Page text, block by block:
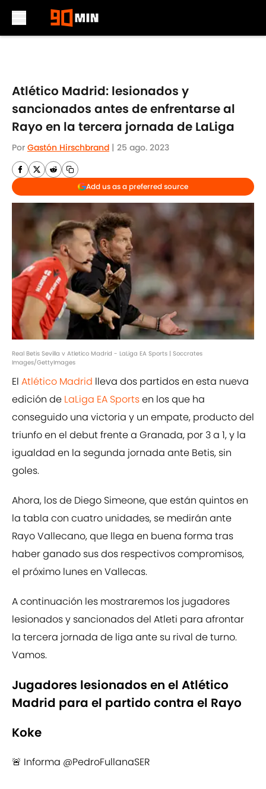
Atlético Madrid: lesionados y
sancionados antes de enfrentarse al
Rayo en la tercera jornada de LaLiga
Por Gastón Hirschbrand | 25 ago. 2023
Add us as a preferred source
Real Betis Sevilla v Atletico Madrid - LaLiga EA Sports | Soccrates
Images/GettyImages
El Atlético Madrid lleva dos partidos en esta nueva
edición de LaLiga EA Sportsen los que ha
conseguido una victoria y un empate, producto del
triunfo en el debut frente a Granada, por 3 a 1, y la
igualdad en la segunda jornada ante Betis, sin
goles.
Ahora, los de Diego Simeone, que están quintos en
la tabla con cuatro unidades, se medirán ante
Rayo Vallecano, que llega en buena forma tras
haber ganado sus dos respectivos compromisos,
el próximo lunes en Vallecas.
A continuación les mostraremos los jugadores
lesionados y sancionados del Atleti para afrontar
la tercera jornada de liga ante su rival de turno.
Vamos.
Jugadores lesionados en el Atlético
Madrid para el partido contra el Rayo
Koke
🚨 Informa @PedroFullanaSER